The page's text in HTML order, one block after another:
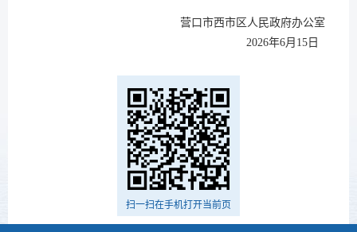
营口市西市区人民政府办公室
2026年6月 15 日
扫一扫在手机打开当前页